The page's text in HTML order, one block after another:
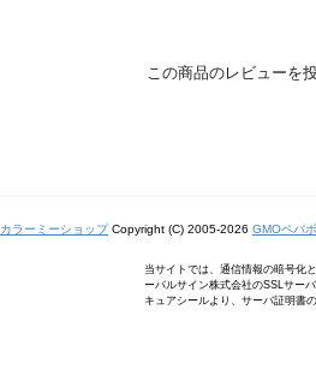
この商品のレビューを
カラーミーショップCopyright (C) 2005-2026 GMOペパ
当サイトでは、通信情報の暗号化
ーバルサイン株式会社のSSLサー
キュアシールより、サーバ証明書